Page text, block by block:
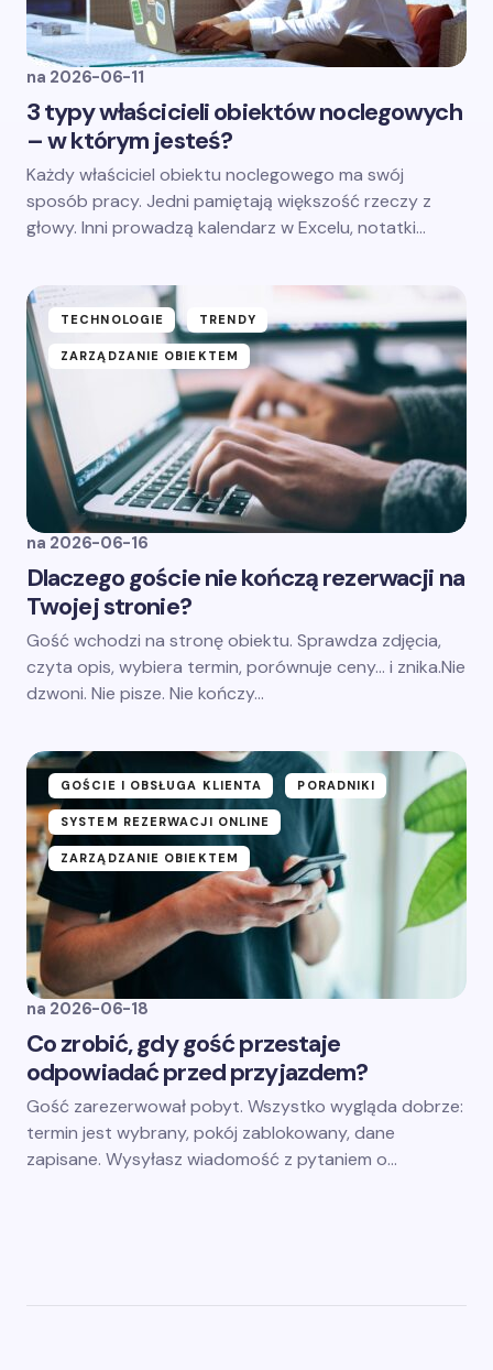
na 2026-06-11
3 typy właścicieli obiektów noclegowych
– w którym jesteś?
Każdy właściciel obiektu noclegowego ma swój
sposób pracy. Jedni pamiętają większość rzeczy z
głowy. Inni prowadzą kalendarz w Excelu, notatki…
TECHNOLOGIE TRENDY
ZARZĄDZANIE OBIEKTEM
na 2026-06-16
Dlaczego goście nie kończą rezerwacji na
Twojej stronie?
Gość wchodzi na stronę obiektu. Sprawdza zdjęcia,
czyta opis, wybiera termin, porównuje ceny… i znika.Nie
dzwoni. Nie pisze. Nie kończy…
GOŚCIE I OBSŁUGA KLIENTA PORADNIKI
SYSTEM REZERWACJI ONLINE
ZARZĄDZANIE OBIEKTEM
na 2026-06-18
Co zrobić, gdy gość przestaje
odpowiadać przed przyjazdem?
Gość zarezerwował pobyt. Wszystko wygląda dobrze:
termin jest wybrany, pokój zablokowany, dane
zapisane. Wysyłasz wiadomość z pytaniem o…